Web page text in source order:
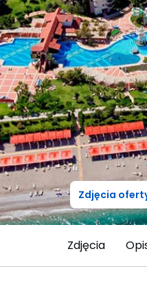
Zdjęcia
Zdjęcia